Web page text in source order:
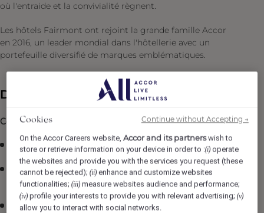
où l'entraide et la convivialité règnent.
Les hôtels Fairmont ont rejoint la grande famille Accor
en 2016, un leader mondial dans l'hôtellerie avec un
portefeuille diversifié de marques emblématiques.
Description du poste
Ce que l'établissement vous offre :
Salaire :22.72$/H
Avantages et taux réduitspour voyager dans les
hôtels Accor mondialement (plus de 5700 hôtels)!
Hébergement temporairedisponible ($).
Cookies
On the Accor Careers website,Accor and its partnerswish to
store or retrieve information on your device in order to :(i) operate
the websites and provide you with the services you request (these
cannot be rejected);(ii) enhance and customize websites
functionalities;(iii) measure websites audience and performance;
(iv) profile your interests to provide you with relevant advertising;(v)
allow you to interact with social networks.
Continue without Accepting →